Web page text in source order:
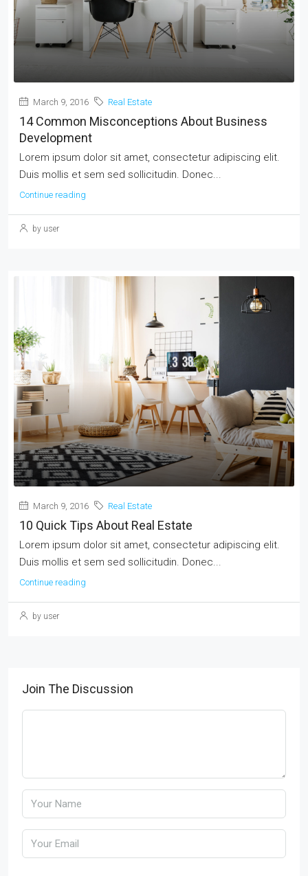
March 9, 2016 Real Estate
14 Common Misconceptions About Business
Development
Lorem ipsum dolor sit amet, consectetur adipiscing elit.
Duis mollis et sem sed sollicitudin. Donec...
Continue reading
by user
March 9, 2016 Real Estate
10 Quick Tips About Real Estate
Lorem ipsum dolor sit amet, consectetur adipiscing elit.
Duis mollis et sem sed sollicitudin. Donec...
Continue reading
by user
Join The Discussion